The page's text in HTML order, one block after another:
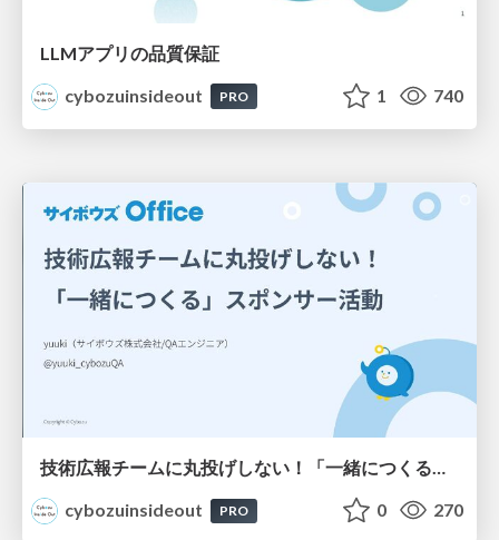
LLMアプリの品質保証
cybozuinsideout
PRO 1 740
技術広報チームに丸投げしない！「一緒につくる」スポンサー活動
cybozuinsideout
PRO 0 270